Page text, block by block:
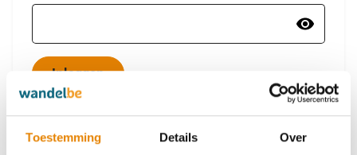
Toestemming Details Over